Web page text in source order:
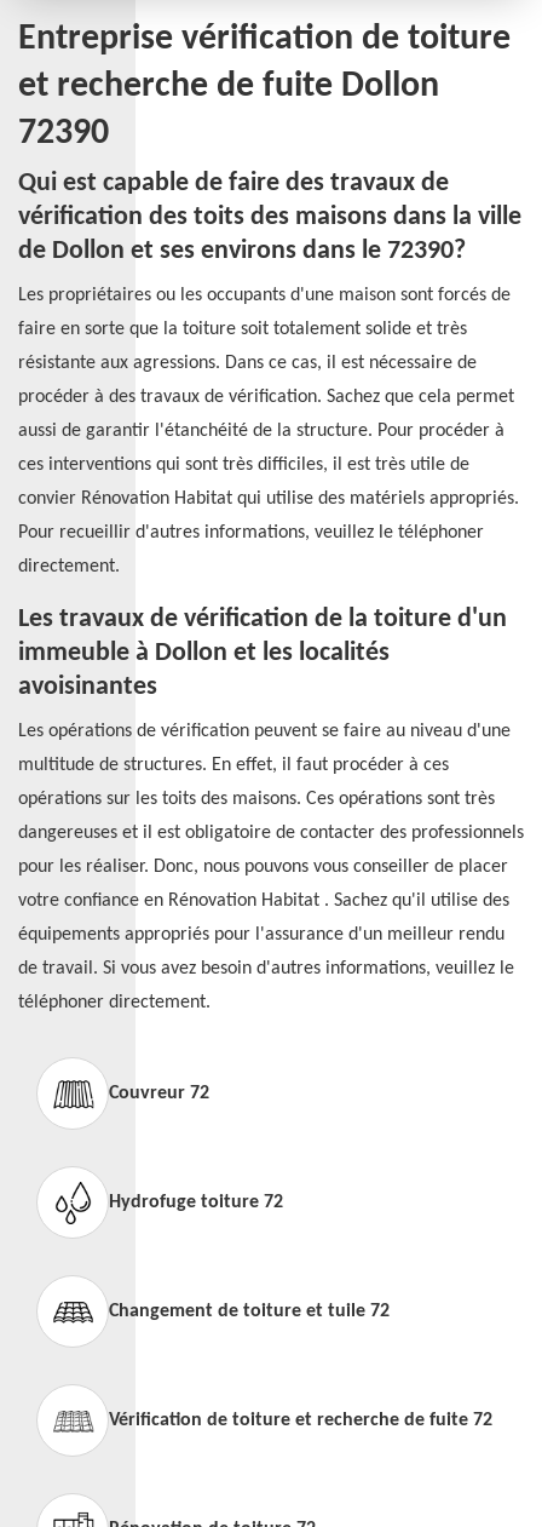
Entreprise vérification de toiture
et recherche de fuite Dollon
72390
Qui est capable de faire des travaux de
vérification des toits des maisons dans la ville
de Dollon et ses environs dans le 72390?
Les propriétaires ou les occupants d'une maison sont forcés de
faire en sorte que la toiture soit totalement solide et très
résistante aux agressions. Dans ce cas, il est nécessaire de
procéder à des travaux de vérification. Sachez que cela permet
aussi de garantir l'étanchéité de la structure. Pour procéder à
ces interventions qui sont très difficiles, il est très utile de
convier Rénovation Habitat qui utilise des matériels appropriés.
Pour recueillir d'autres informations, veuillez le téléphoner
directement.
Les travaux de vérification de la toiture d'un
immeuble à Dollon et les localités
avoisinantes
Les opérations de vérification peuvent se faire au niveau d'une
multitude de structures. En effet, il faut procéder à ces
opérations sur les toits des maisons. Ces opérations sont très
dangereuses et il est obligatoire de contacter des professionnels
pour les réaliser. Donc, nous pouvons vous conseiller de placer
votre confiance en Rénovation Habitat . Sachez qu'il utilise des
équipements appropriés pour l'assurance d'un meilleur rendu
de travail. Si vous avez besoin d'autres informations, veuillez le
téléphoner directement.
Couvreur 72
Hydrofuge toiture 72
Changement de toiture et tuile 72
Vérification de toiture et recherche de fuite 72